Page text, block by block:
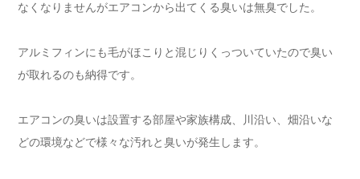
なくなりませんがエアコンから出てくる臭いは無臭でした。
アルミフィンにも毛がほこりと混じりくっついていたので臭い
が取れるのも納得です。
エアコンの臭いは設置する部屋や家族構成、川沿い、畑沿いな
どの環境などで様々な汚れと臭いが発生します。